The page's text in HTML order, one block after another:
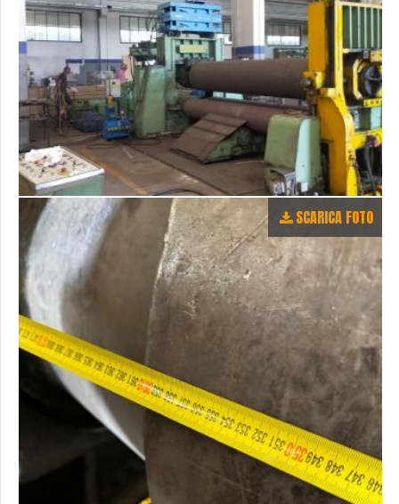
SCARICA FOTO